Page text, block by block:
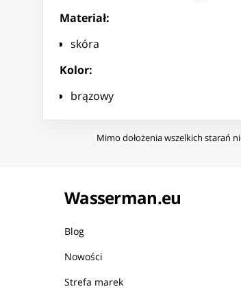
Materiał:
skóra
Kolor:
brązowy
Mimo dołożenia wszelkich starań
Wasserman.eu
Blog
Nowości
Strefa marek